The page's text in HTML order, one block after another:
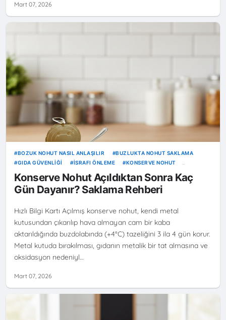
Mart 07, 2026
BOZUK NOHUT NASIL ANLAŞILIR
BUZLUKTA NOHUT SAKLAMA
GIDA GÜVENLIĞI
İSRAFI ÖNLEME
KONSERVE NOHUT
NOHUT SAKLAMA
YÖNTEMLERI
PRATIK BILGILER
Konserve Nohut Açıldıktan Sonra Kaç
Gün Dayanır? Saklama Rehberi
Hızlı Bilgi Kartı Açılmış konserve nohut, kendi metal
kutusundan çıkarılıp hava almayan cam bir kaba
aktarıldığında buzdolabında (+4°C) tazeliğini 3 ila 4 gün korur.
Metal kutuda bırakılması, gıdanın metalik bir tat almasına ve
oksidasyon nedeniyl…
Mart 07, 2026